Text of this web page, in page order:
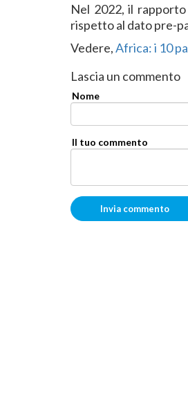
Nel 2022, il
rispetto al dato pre-
Vedere,Africa: i 10
Lascia un commento
Nome
Il tuo commento